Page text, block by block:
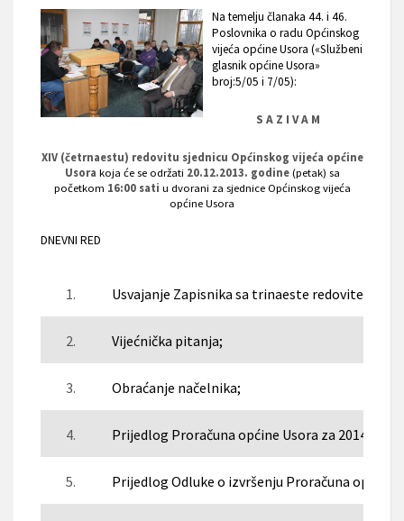
Na temelju članaka 44. i 46.
Poslovnika o radu Općinskog
vijeća općine Usora («Službeni
glasnik općine Usora»
broj:5/05 i 7/05):
S A Z I V A M
XIV (četrnaestu) redovitu sjednicu Općinskog vijeća općine
Usora koja će se održati 20.12.2013. godine (petak) sa
početkom 16:00 sati u dvorani za sjednice Općinskog vijeća
općine Usora
DNEVNI RED
1. Usvajanje Zapisnika sa trinaeste redovite
2. Vijećnička pitanja;
3. Obraćanje načelnika;
4. Prijedlog Proračuna općine Usora za 2014.
5. Prijedlog Odluke o izvršenju Proračuna općine